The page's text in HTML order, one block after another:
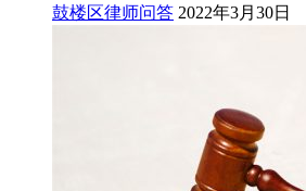
鼓楼区律师问答 2022年3月30日